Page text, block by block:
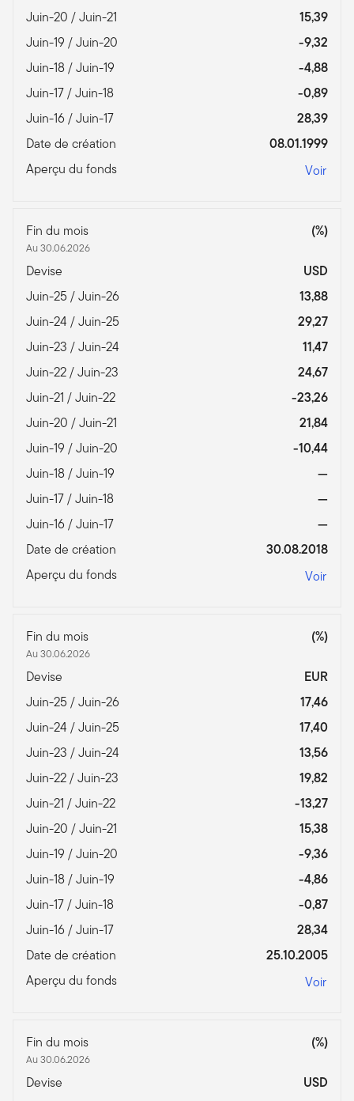
Juin-20 / Juin-21
15,39
Juin-19 / Juin-20
-9,32
Juin-18 / Juin-19
-4,88
Juin-17 / Juin-18
-0,89
Juin-16 / Juin-17
28,39
Date de création
08.01.1999
Aperçu du fonds
Voir
Fin du mois
Au 30.06.2026
(%)
Devise
USD
Juin-25 / Juin-26
13,88
Juin-24 / Juin-25
29,27
Juin-23 / Juin-24
11,47
Juin-22 / Juin-23
24,67
Juin-21 / Juin-22
-23,26
Juin-20 / Juin-21
21,84
Juin-19 / Juin-20
-10,44
Juin-18 / Juin-19
—
Juin-17 / Juin-18
—
Juin-16 / Juin-17
—
Date de création
30.08.2018
Aperçu du fonds
Voir
Fin du mois
Au 30.06.2026
(%)
Devise
EUR
Juin-25 / Juin-26
17,46
Juin-24 / Juin-25
17,40
Juin-23 / Juin-24
13,56
Juin-22 / Juin-23
19,82
Juin-21 / Juin-22
-13,27
Juin-20 / Juin-21
15,38
Juin-19 / Juin-20
-9,36
Juin-18 / Juin-19
-4,86
Juin-17 / Juin-18
-0,87
Juin-16 / Juin-17
28,34
Date de création
25.10.2005
Aperçu du fonds
Voir
Fin du mois
Au 30.06.2026
(%)
Devise
USD